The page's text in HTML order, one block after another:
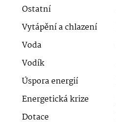
Ostatní
Vytápění a chlazení
Voda
Vodík
Úspora energií
Energetická krize
Dotace